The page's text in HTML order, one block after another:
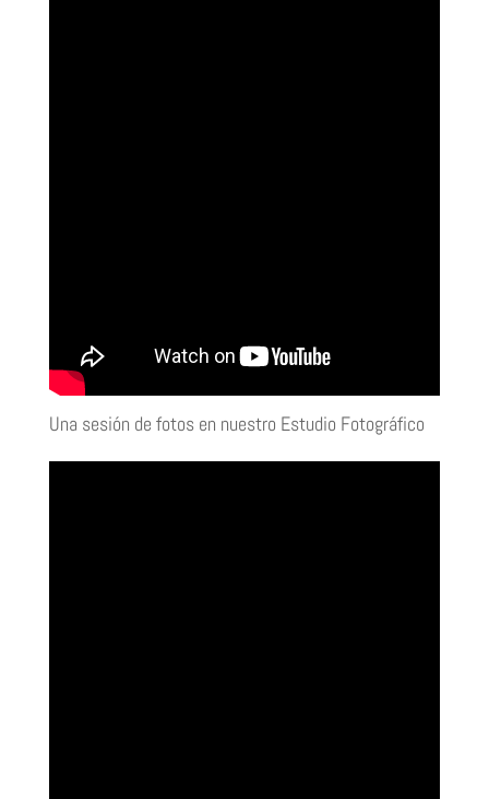
Una sesión de fotos en nuestro Estudio Fotográfico